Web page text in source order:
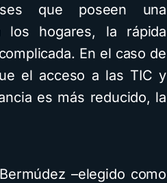
que poseen una
los hogares, la rápida
En el caso de
el acceso a las TIC y
es más reducido, la
–elegido como